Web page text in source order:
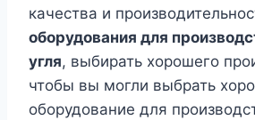
качества и
оборудования для
угля, выбирать хорошего
чтобы вы могли выбрать
оборудование для